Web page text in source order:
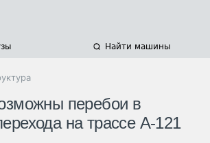
Найти машины
перебои в
на трассе А-121